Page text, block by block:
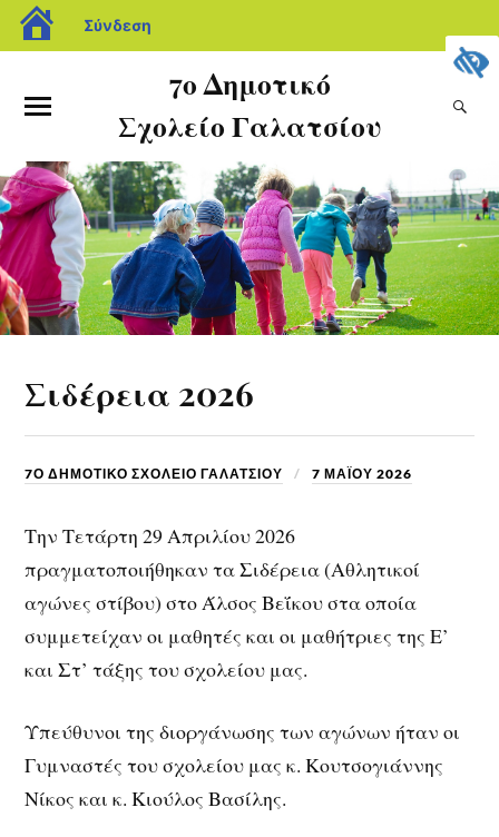
Σύνδεση
7ο Δημοτικό
Σχολείο Γαλατσίου
Σιδέρεια 2026
7Ο ΔΗΜΟΤΙΚΟ ΣΧΟΛΕΙΟ ΓΑΛΑΤΣΙΟΥ 7 ΜΑΪ́ΟΥ 2026
Την Τετάρτη 29 Απριλίου 2026
πραγματοποιήθηκαν τα Σιδέρεια (Αθλητικοί
αγώνες στίβου) στο Άλσος Βεΐκου στα οποία
συμμετείχαν οι μαθητές και οι μαθήτριες της Ε’
και Στ’ τάξης του σχολείου μας.
Υπεύθυνοι της διοργάνωσης των αγώνων ήταν οι
Γυμναστές του σχολείου μας κ. Κουτσογιάννης
Νίκος και κ. Κιούλος Βασίλης.